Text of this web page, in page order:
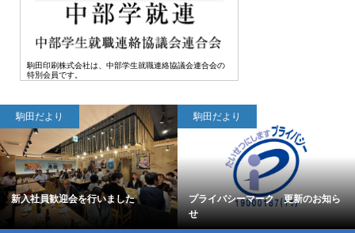
駒田印刷株式会社は、中部学生就職連絡協議会連合会の
特別会員です。
た
駒田だより
プライバシーマーク 更新のお知ら
せ
サラダ劇団 Vol.88